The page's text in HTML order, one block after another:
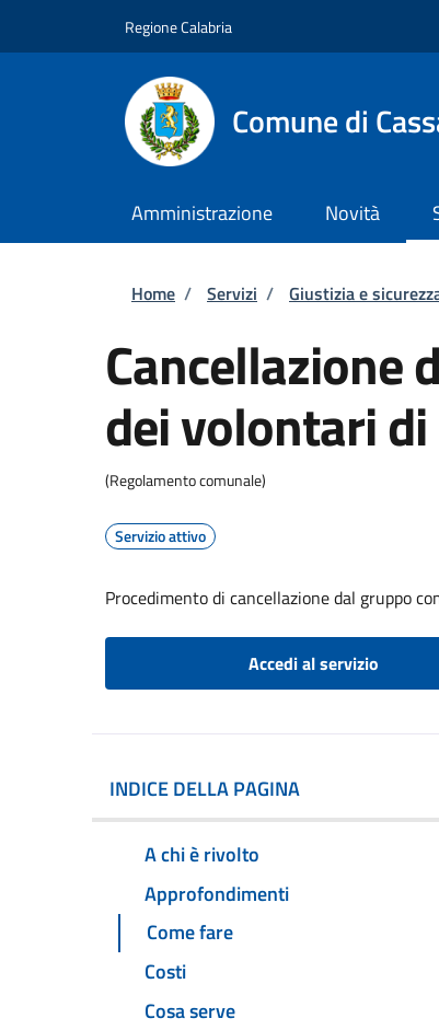
Regione Calabria
Comune di
Amministrazione Novità
Briciole di pane
Home / Servizi / Giustizia e
Cancellazione
dei volontari
(Regolamento comunale)
Servizio attivo
Procedimento di cancellazione dal gruppo
Accedi al servizio
INDICE DELLA PAGINA
A chi è rivolto
Approfondimenti
Come fare
Costi
Cosa serve